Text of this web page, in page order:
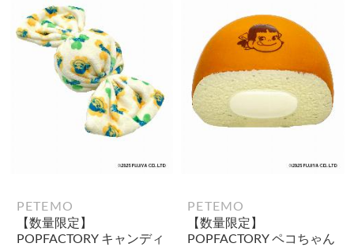
PETEMO
【数量限定】
POPFACTORY キャンディ
PETEMO
【数量限定】
POPFACTORY ペコちゃん